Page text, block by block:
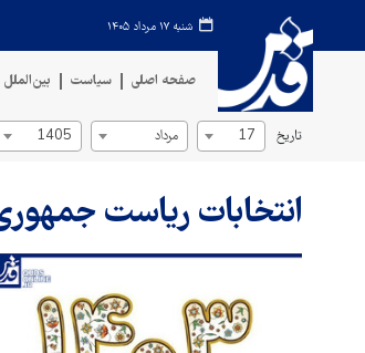
شنبه ۱۷ مرداد ۱۴۰۵
صفحه اصلی سیاست بین‌الملل
تاریخ 17 مرداد 1405
انتخابات ریاست